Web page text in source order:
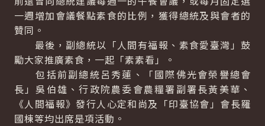
一週增加會議餐點素食的比例，獲得總統及與會者的
贊同。
最後，副總統以「人間有福報、素食愛臺灣」鼓
勵大家推廣素食，一起「素素看」。
包括前副總統呂秀蓮、「國際佛光會榮譽總會
長」吳伯雄、行政院農委會農糧署副署長黃美華、
《人間福報》發行人心定和尚及「印臺協會」會長羅
國棟等均出席是項活動。